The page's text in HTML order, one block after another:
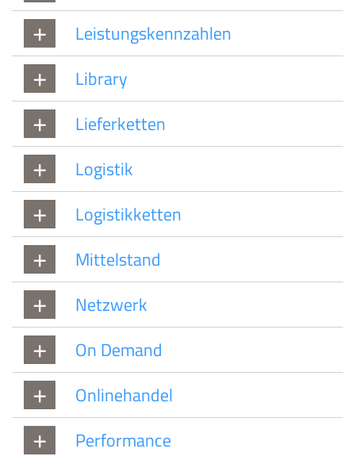
Leistungskennzahlen
Library
Lieferketten
Logistik
Logistikketten
Mittelstand
Netzwerk
On Demand
Onlinehandel
Performance